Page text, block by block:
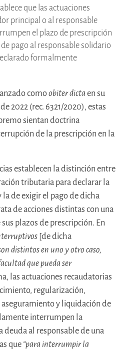
que las actuaciones
principal o al responsable
el plazo de prescripción
pago al responsable solidario
formalmente
comoobiter dicta en su
2022 (rec. 6321/2020), estas
sientan doctrina
de la prescripción en la
establecen la distinción entre
tributaria para declarar la
de exigir el pago de dicha
de acciones distintas con una
plazos de prescripción. En
[de dicha
distintos en uno y otro caso,
que pueda ser
las actuaciones recaudatorias
regularización,
y liquidación de
interrumpen la
deuda al responsable de una
que “para interrumpir la